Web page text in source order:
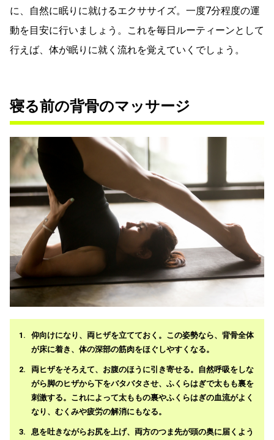
に、自然に眠りに就けるエクササイズ。一度7分程度の運
動を目安に行いましょう。これを毎日ルーティーンとして
行えば、体が眠りに就く流れを覚えていくでしょう。
寝る前の背骨のマッサージ
仰向けになり、両ヒザを立てておく。この姿勢なら、背骨全体
が床に着き、体の深部の筋肉をほぐしやすくなる。
両ヒザをそろえて、お腹のほうに引き寄せる。自然呼吸をしな
がら脚のヒザから下をバタバタさせ、ふくらはぎで太もも裏を
刺激する。これによって太ももの裏やふくらはぎの血流がよく
なり、むくみや疲労の解消にもなる。
息を吐きながらお尻を上げ、両方のつま先が頭の奥に届くよう